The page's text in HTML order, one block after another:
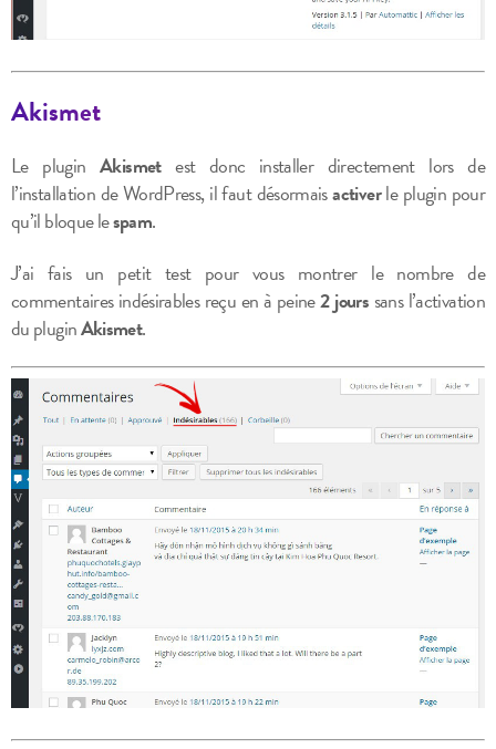
Akismet
Le pluginAkismetest donc installer directement lors de
l’installation de WordPress, il faut désormaisactiverle plugin pour
qu’il bloque lespam.
J’ai fais un petit test pour vous montrer le nombre de
commentaires indésirables reçu en à peine2 jours sans l’activation
du pluginAkismet.